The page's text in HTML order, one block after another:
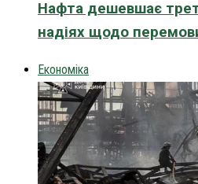
Нафта дешевшає
надіях щодо
Економіка